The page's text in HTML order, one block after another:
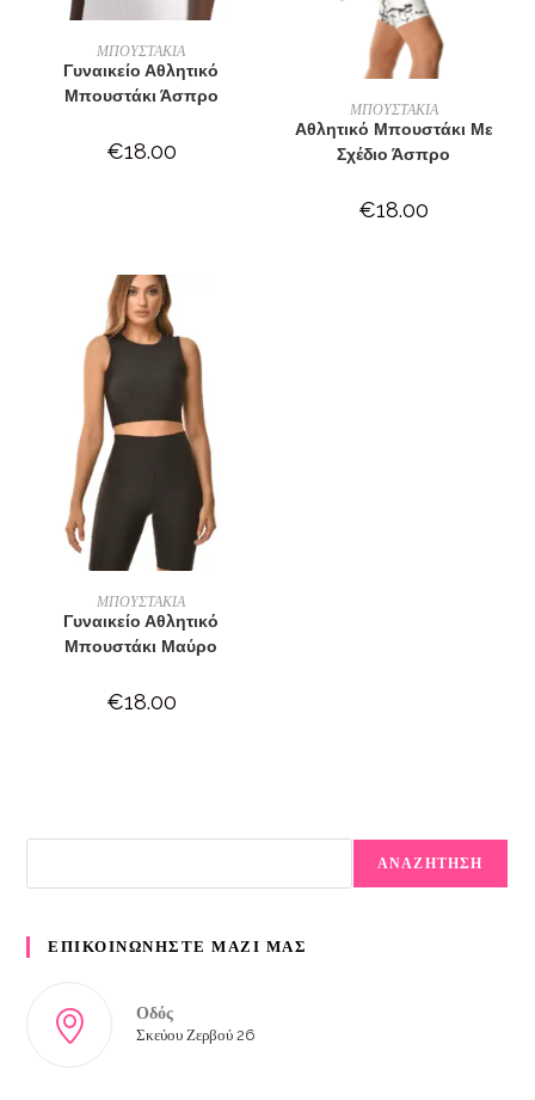
ΕΠΙΛΟΓΉ
ΜΠΟΥΣΤΑΚΙΑ
Γυναικείο Αθλητικό
Μπουστάκι Άσπρο
€18.00
ΕΠΙΛΟΓΉ
ΜΠΟΥΣΤΑΚΙΑ
Αθλητικό Μπουστάκι Με
Σχέδιο Άσπρο
€18.00
ΕΠΙΛΟΓΉ
ΜΠΟΥΣΤΑΚΙΑ
Γυναικείο Αθλητικό
Μπουστάκι Μαύρο
€18.00
ΑΝΑΖΗΤΗΣΗ
ΕΠΙΚΟΙΝΩΝΗΣΤΕ ΜΑΖΙ ΜΑΣ
Οδός
Σκεύου Ζερβού 26